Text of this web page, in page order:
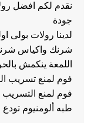
نقدم لكم افضل
جودة
لدينا رولات بولى
شرنك واكياس
اللمعة ينكمش
فوم لمنع تسريب
فوم لمنع التسريب
طبه ألومنيوم تودع